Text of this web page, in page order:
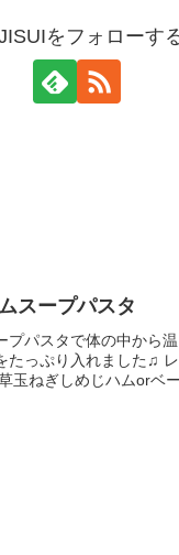
をフォローす
スープパスタ
プパスタで体の中から
たっぷり入れました♫
玉ねぎしめじハムorベー